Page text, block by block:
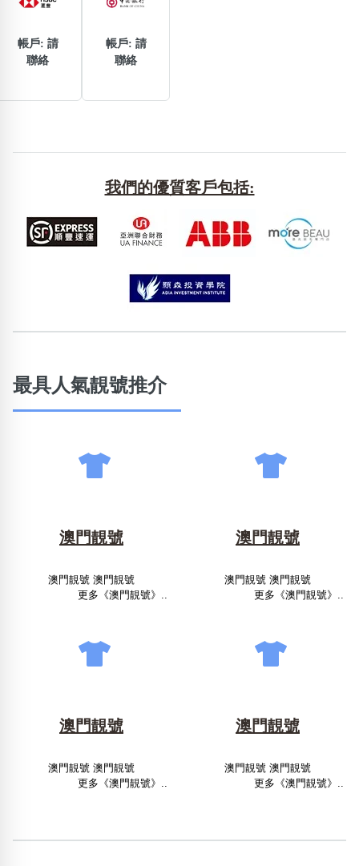
幸運號分類
幸運分類
包含數字
清除全部分類
搜尋
帳戶: 請
聯絡
帳戶: 請
聯絡
我們的優質客戶包括:
最具人氣靚號推介
澳門靚號
澳門靚號 澳門靚號
更多《澳門靚號》..
澳門靚號
澳門靚號 澳門靚號
更多《澳門靚號》..
澳門靚號
澳門靚號 澳門靚號
更多《澳門靚號》..
澳門靚號
澳門靚號 澳門靚號
更多《澳門靚號》..